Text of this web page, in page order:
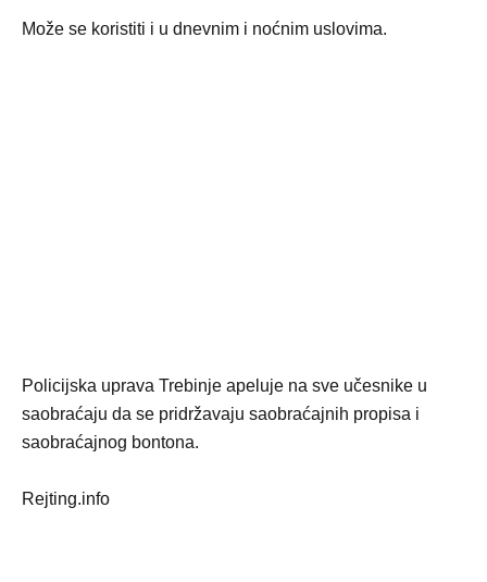
Može se koristiti i u dnevnim i noćnim uslovima.
Policijska uprava Trebinje apeluje na sve učesnike u
saobraćaju da se pridržavaju saobraćajnih propisa i
saobraćajnog bontona.
Rejting.info